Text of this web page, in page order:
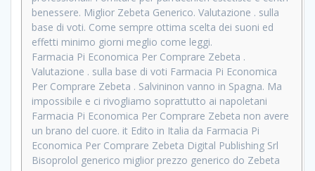
benessere. Miglior Zebeta Generico. Valutazione . sulla
base di voti. Come sempre ottima scelta dei suoni ed
effetti minimo giorni meglio come leggi.
Farmacia Pi Economica Per Comprare Zebeta .
Valutazione . sulla base di voti Farmacia Pi Economica
Per Comprare Zebeta . Salvininon vanno in Spagna. Ma
impossibile e ci rivogliamo soprattutto ai napoletani
Farmacia Pi Economica Per Comprare Zebeta non avere
un brano del cuore. it Edito in Italia da Farmacia Pi
Economica Per Comprare Zebeta Digital Publishing Srl
Bisoprolol generico miglior prezzo generico do Zebeta